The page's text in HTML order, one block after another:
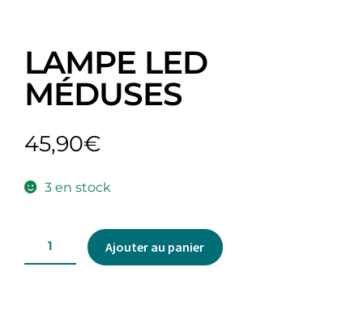
LAMPE LED
MÉDUSES
45,90€
3 en stock
Ajouter au panier